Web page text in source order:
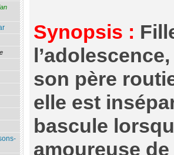
Synopsis :
son père
elle est
bascule
amoureuse